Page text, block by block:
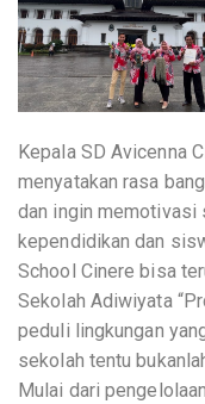
Kepala SD Avicenna
menyatakan rasa
dan ingin memotivasi
kependidikan dan
School Cinere bisa
Sekolah Adiwiyata
peduli lingkungan
sekolah tentu
Mulai dari